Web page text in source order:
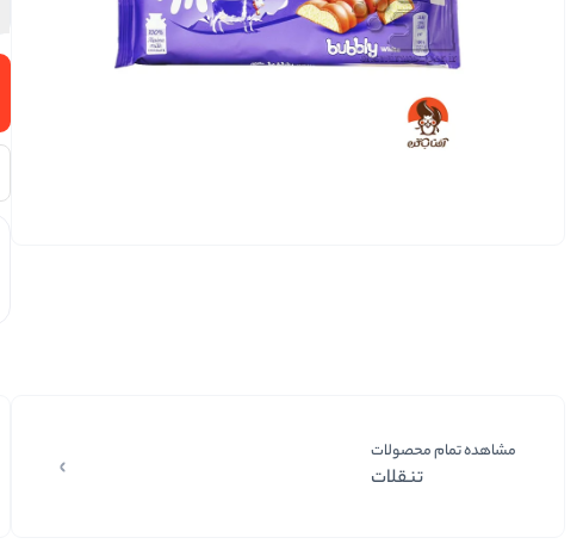
مشاهده تمام محصولات
تنقلات